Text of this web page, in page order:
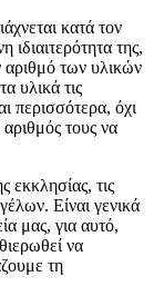
κατά τον
της,
αριθμό των υλικών
υλικά τις
περισσότερα, όχι
τους να
εκκλησίας, τις
Είναι γενικά
μας, για αυτό,
να
τη